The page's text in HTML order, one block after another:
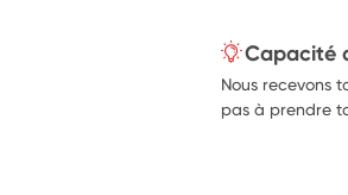
Capacité
Nous recevons
pas à prendre